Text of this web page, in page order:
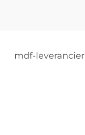
mdf-leverancier